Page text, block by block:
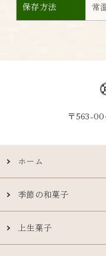
保存方法 常
〒563-
ホーム
季節の和菓子
上生菓子